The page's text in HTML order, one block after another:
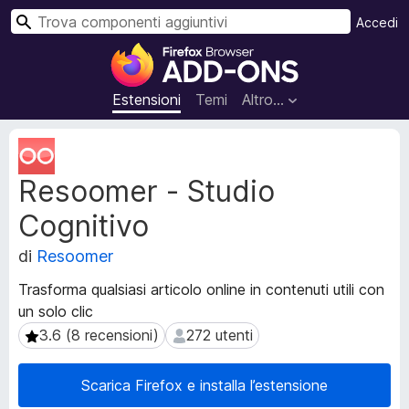
C
o
m
p
e
n
g
i
u
n
t
Estensioni Temi Altro…
Accedi
C
Resoomer - Studio
Cognitivo
di Resoomer
Trasforma qualsiasi articolo online in contenuti utili con
un solo clic
3.6 (8 recensioni)
3.6 (8 recensioni) 272 utenti
272 utenti
Scarica Firefox e installa l’estensione
M
e
t
a
d
a
t
i
e
s
t